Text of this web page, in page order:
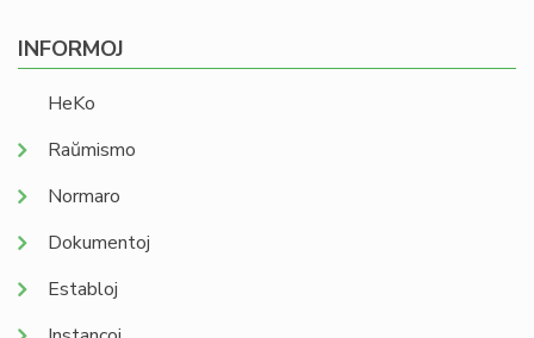
INFORMOJ
HeKo
Raŭmismo
Normaro
Dokumentoj
Establoj